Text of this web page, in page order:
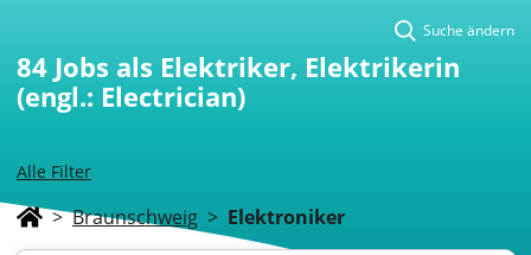
Alle Filter
Suche ändern
84 Jobs als Elektriker, Elektrikerin
(engl.: Electrician)
> Braunschweig > Elektroniker